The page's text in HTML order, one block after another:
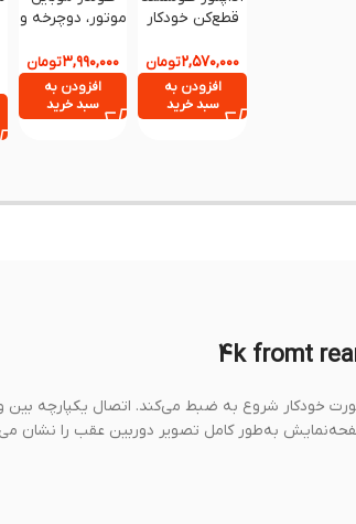
قطع‌کن خودکار
Eject Phone
Charger)
۲,۵۷۰,۰۰۰تومان
افزودن به
سبد خرید
موتور، دوچرخه و
مدل YY001
۳,۹۹۰,۰۰۰تومان
افزودن به
سبد خرید
تشخیص برخورد، به‌صورت خودکار شروع به ضبط می‌کند. اتصال یکپارچه
به‌طور کامل تصویر دوربین عقب را نشان